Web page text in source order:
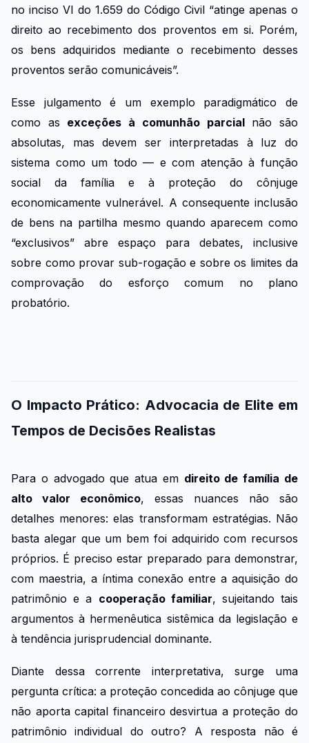
no inciso VI do 1.659 do Código Civil “atinge apenas o
direito ao recebimento dos proventos em si. Porém,
os bens adquiridos mediante o recebimento desses
proventos serão comunicáveis”.
Esse julgamento é um exemplo paradigmático de
como as exceções à comunhão parcialnão são
absolutas, mas devem ser interpretadas à luz do
sistema como um todo — e com atenção à função
social da família e à proteção do cônjuge
economicamente vulnerável. A consequente inclusão
de bens na partilha mesmo quando aparecem como
“exclusivos” abre espaço para debates, inclusive
sobre como provar sub-rogação e sobre os limites da
comprovação do esforço comum no plano
probatório.
O Impacto Prático: Advocacia de Elite em
Tempos de Decisões Realistas
Para o advogado que atua em direito de família de
alto valor econômico, essas nuances não são
detalhes menores: elas transformam estratégias. Não
basta alegar que um bem foi adquirido com recursos
próprios. É preciso estar preparado para demonstrar,
com maestria, a íntima conexão entre a aquisição do
patrimônio e a cooperação familiar, sujeitando tais
argumentos à hermenêutica sistêmica da legislação e
à tendência jurisprudencial dominante.
Diante dessa corrente interpretativa, surge uma
pergunta crítica: a proteção concedida ao cônjuge que
não aporta capital financeiro desvirtua a proteção do
patrimônio individual do outro? A resposta não é